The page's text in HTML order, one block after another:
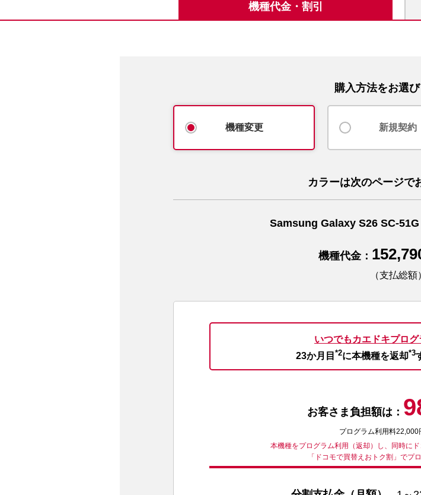
機種代金・割引
購入方法をお選
機種変更 新規契約
カラーは次のページで
Samsung Galaxy S26 SC-
機種代金：
（支払総額
いつでもカエドキプログ
23か月目 *2に本機種を返却*3
お客さま負担額は：
プログラム利用料22,000
本機種をプログラム利用（返却）し、同時に
「ドコモで買替えおトク割」でプ